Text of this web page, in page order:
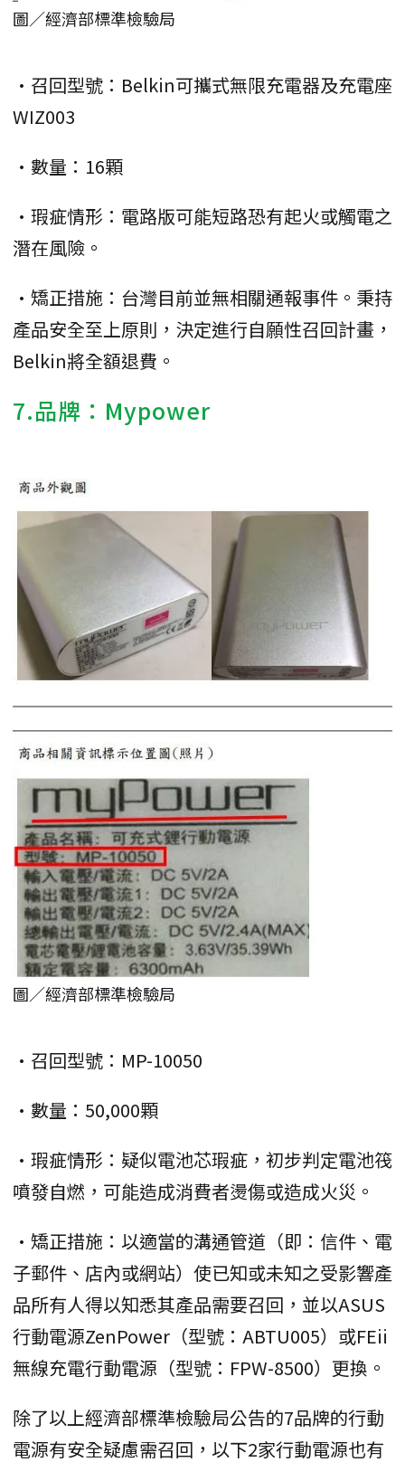
圖／經濟部標準檢驗局
•召回型號：Belkin可攜式無限充電器及充電座
WIZ003
•數量：16顆
•瑕疵情形：電路版可能短路恐有起火或觸電之
潛在風險。
•矯正措施：台灣目前並無相關通報事件。秉持
產品安全至上原則，決定進行自願性召回計畫，
Belkin將全額退費。
7.品牌：Mypower
圖／經濟部標準檢驗局
•召回型號：MP-10050
•數量：50,000顆
•瑕疵情形：疑似電池芯瑕疵，初步判定電池筏
噴發自燃，可能造成消費者燙傷或造成火災。
•矯正措施：以適當的溝通管道（即：信件、電
子郵件、店內或網站）使已知或未知之受影響產
品所有人得以知悉其產品需要召回，並以ASUS
行動電源ZenPower（型號：ABTU005）或FEii
無線充電行動電源（型號：FPW-8500）更換。
除了以上經濟部標準檢驗局公告的7品牌的行動
電源有安全疑慮需召回，以下2家行動電源也有